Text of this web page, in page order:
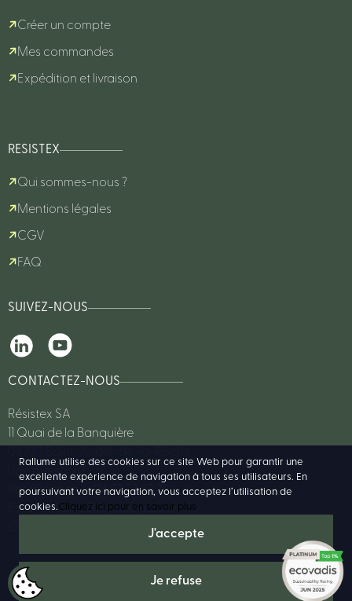
Rallume utilise des cookies sur ce site Web pour garantir une
excellente expérience de navigation à tous ses utilisateurs. En
poursuivant votre navigation, vous acceptez l’utilisation de
cookies.Cliquez ici pour en savoir plus
Créer un compte
Mes commandes
Expédition et livraison
RESISTEX
Qui sommes-nous ?
Mentions légales
CGV
FAQ
SUIVEZ-NOUS
CONTACTEZ-NOUS
Résistex SA
11 Quai de la Banquière
Une question?
Par téléphone : 04 93 27 62 76
Email :rallume@resistex-sa.com
© 2025 Résistex - www.resistex-sa.com - Design: www.studiokastle.com